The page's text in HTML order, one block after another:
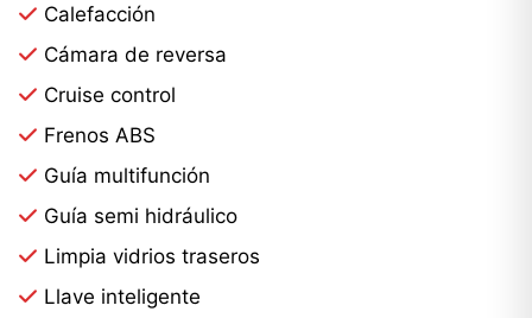
Calefacción
Cámara de reversa
Cruise control
Frenos ABS
Guía multifunción
Guía semi hidráulico
Limpia vidrios traseros
Llave inteligente